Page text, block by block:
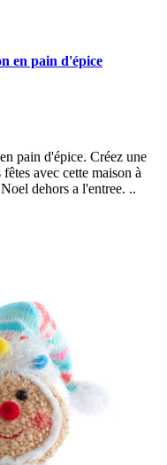
en pain d'épice
pain d'épice. Créez une
avec cette maison à
dehors a l'entree. ..